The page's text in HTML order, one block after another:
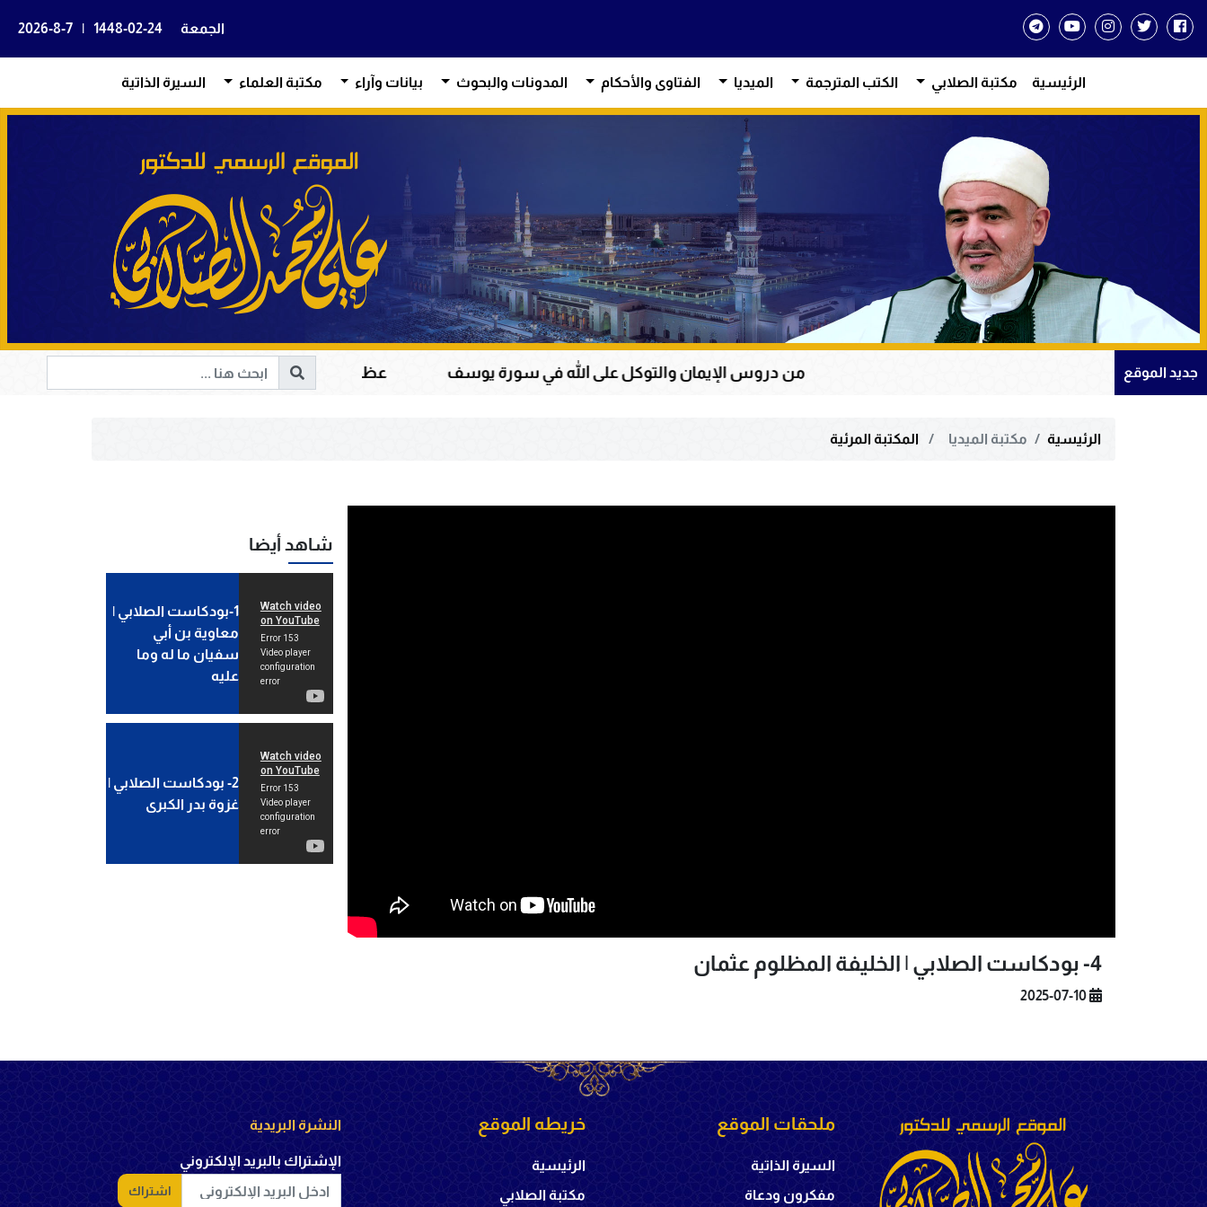
الجمعة 1448-02-24
|
2026-8-7
الرئيسية مكتبة الصلابي الكتب المترجمة الميديا الفتاوى والأحكام المدونات والبحوث بيانات وآراء مكتبة العلماء السيرة الذاتية
جديد الموقع من دروس الإيمان والتوكل على الله في سورة يوسف عظمة القرآن الكريم في هداية القلوب وإصلاح المجتمعات وقيادة
الرئيسية مكتبة الميديا المكتبة المرئية
4- بودكاست الصلابي | الخليفة المظلوم عثمان
2025-07-10
شاهد أيضا
1-بودكاست الصلابي |
معاوية بن أبي
سفيان ما له وما
عليه
2- بودكاست الصلابي |
غزوة بدر الكبرى
ملحقات الموقع
السيرة الذاتية
مفكرون ودعاة
خريطه الموقع
الرئيسية
مكتبة الصلابي
النشرة البريدية
الإشتراك بالبريد الإلكتروني
اشتراك